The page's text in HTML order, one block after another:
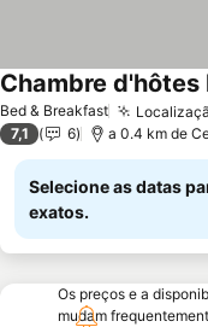
Bed & Breakfast
Chambre d'hôtes
7,1 6 a 0.4 km de
Selecione as datas
exatos.
Os preços e a
mudam